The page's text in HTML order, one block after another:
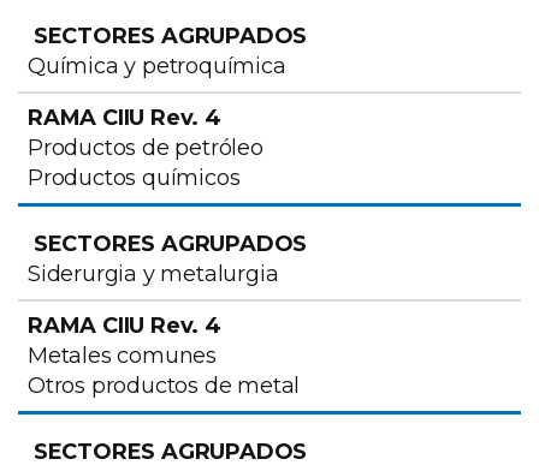
Química y petroquímica
Productos de petróleo
Productos químicos
Siderurgia y metalurgia
Metales comunes
Otros productos de metal